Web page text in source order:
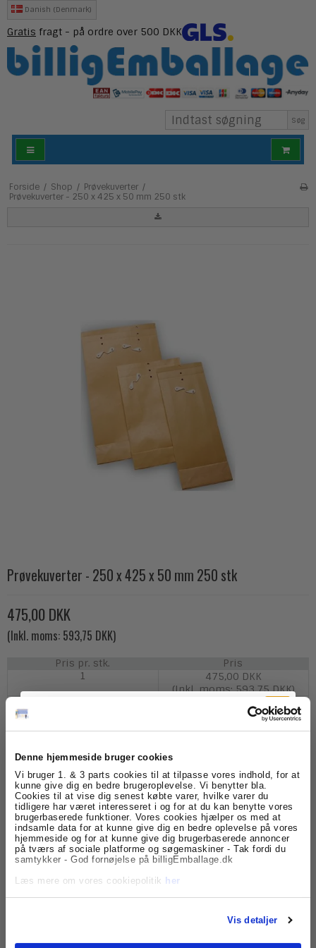
Denne hjemmeside bruger cookies
Vi bruger 1. & 3 parts cookies til at tilpasse vores indhold, for at
kunne give dig en bedre brugeroplevelse. Vi benytter bla.
Cookies til at vise dig senest købte varer, hvilke varer du
tidligere har været interesseret i og for at du kan benytte vores
brugerbaserede funktioner. Vores cookies hjælper os med at
indsamle data for at kunne give dig en bedre oplevelse på vores
hjemmeside og for at kunne give dig brugerbaserede annoncer
på tværs af sociale platforme og søgemaskiner - Tak fordi du
samtykker - God fornøjelse på billigEmballage.dk
Læs mere om vores cookiepolitik
her
Vis detaljer
Danish (Denmark)
Gratis fragt - på ordre over 500 DKK
Søg
Forside / Shop / Prøvekuverter /
Prøvekuverter - 250 x 425 x 50 mm 250 stk
Prøvekuverter - 250 x 425 x 50 mm 250 stk
475,00 DKK
(Inkl. moms: 593,75 DKK)
Pris pr. stk.
Pris
1
475,00 DKK
(Inkl. moms: 593,75 DKK)
(Inkl. moms: 561,25 DKK)
10
419,00 DKK
Model/Varenr.: PVK845
Lagerstatus:
Varen er på lager.
stk.
Prøvekuverter i kraftig kraftpapir - Super alsidig
Tilmeld dig
nyhedsbrevet
Få skarpe tilbud, nyheder og eksklusive
kundefordele, direkte i din indbakke.